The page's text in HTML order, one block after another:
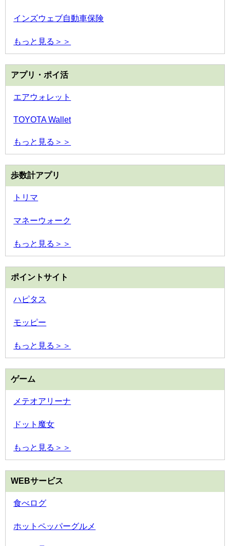
インズウェブ自動車保険
もっと見る＞＞
アプリ・ポイ活
エアウォレット
TOYOTA Wallet
もっと見る＞＞
歩数計アプリ
トリマ
マネーウォーク
もっと見る＞＞
ポイントサイト
ハピタス
モッピー
もっと見る＞＞
ゲーム
メテオアリーナ
ドット魔女
もっと見る＞＞
WEBサービス
食べログ
ホットペッパーグルメ